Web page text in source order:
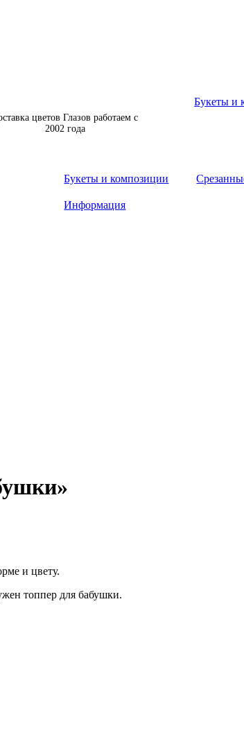
цветов Глазов работаем с
2002 года
Букеты и
Букеты и композиции
Информация
и цвету.
топпер для бабушки.